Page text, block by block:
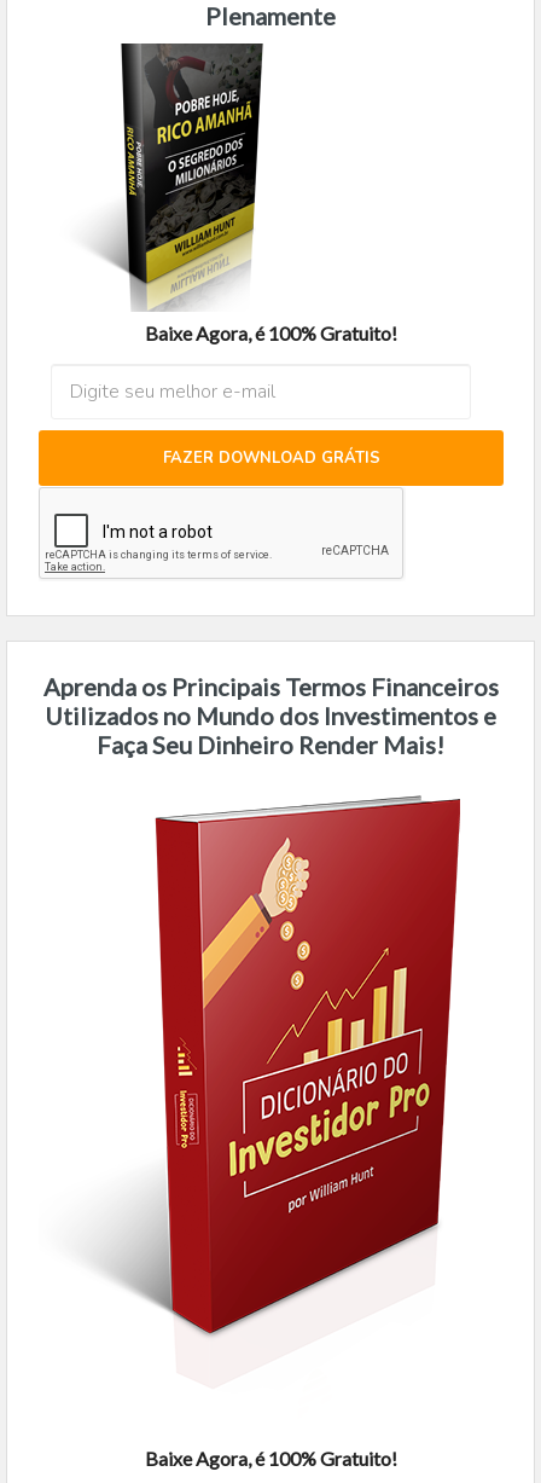
Plenamente
Baixe Agora, é 100% Gratuito!
FAZER DOWNLOAD GRÁTIS
Aprenda os Principais Termos Financeiros
Utilizados no Mundo dos Investimentos e
Faça Seu Dinheiro Render Mais!
Baixe Agora, é 100% Gratuito!